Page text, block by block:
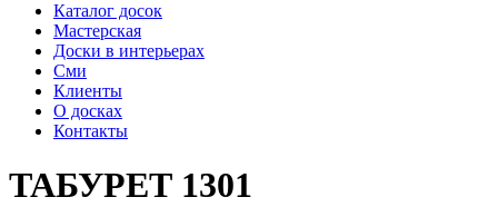
Каталог досок
Мастерская
Доски в интерьерах
Сми
Клиенты
О досках
Контакты
ТАБУРЕТ 1301